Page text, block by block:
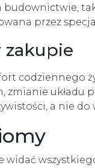
przez
zakupie
codziennego
zmianie
a nie do
widać